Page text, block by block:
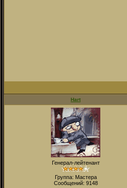
Hart
Генерал-лейтенант
Группа: Мастера
Сообщений: 9148